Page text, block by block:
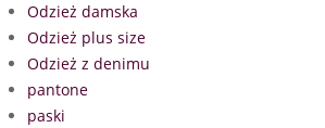
Odzież damska
Odzież plus size
Odzież z denimu
pantone
paski